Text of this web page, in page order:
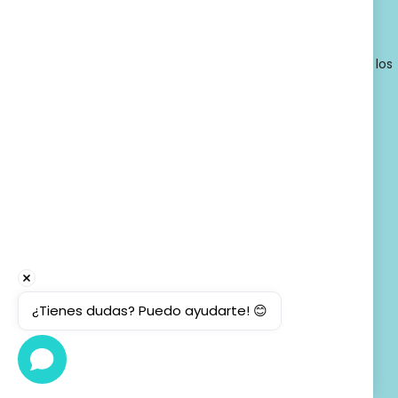
© 2026 - Farmacia Ortopedia Llansó, Inc. Todos los
¿Tienes dudas? Puedo ayudarte! 😊